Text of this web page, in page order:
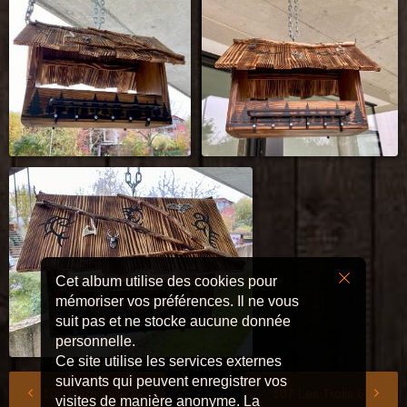
105 Gargouille 2
Cet album utilise des cookies pour
mémoriser vos préférences. Il ne vous
suit pas et ne stocke aucune donnée
personnelle.
Ce site utilise les services externes
suivants qui peuvent enregistrer vos
visites de manière anonyme. La